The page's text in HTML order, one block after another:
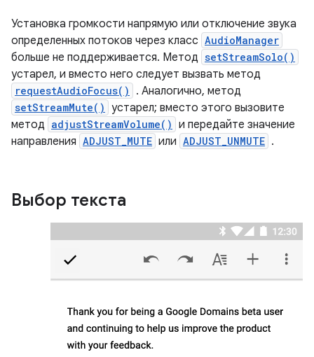
Установка громкости напрямую или отключение звука
определенных потоков через класс AudioManager
больше не поддерживается. Метод setStreamSolo()
устарел, и вместо него следует вызвать метод
requestAudioFocus() . Аналогично, метод
setStreamMute() устарел; вместо этого вызовите
метод adjustStreamVolume() и передайте значение
направления ADJUST_MUTE или ADJUST_UNMUTE .
Выбор текста